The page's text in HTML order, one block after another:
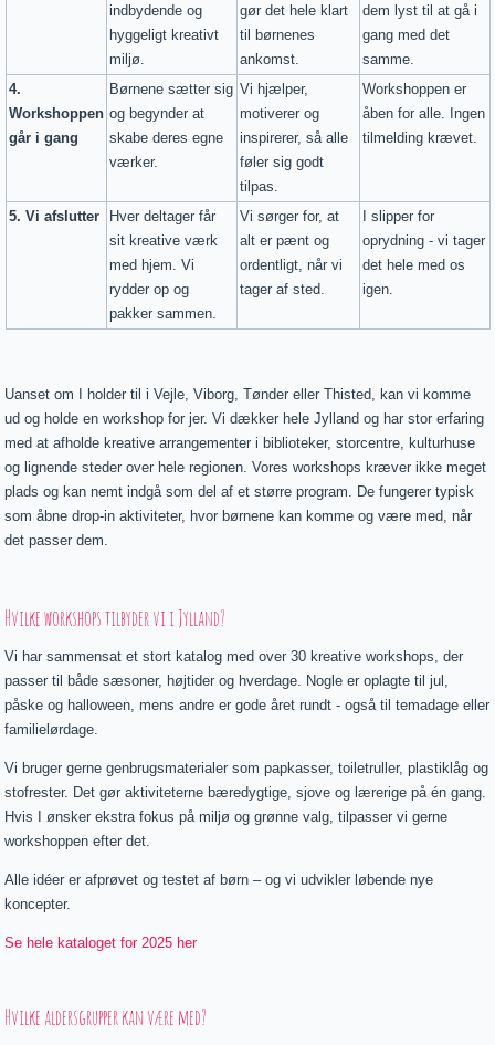
indbydende og
hyggeligt kreativt
miljø.
gør det hele klart
til børnenes
ankomst.
dem lyst til at gå i
gang med det
samme.
4.
Workshoppen
går i gang
Børnene sætter sig
og begynder at
skabe deres egne
værker.
Vi hjælper,
motiverer og
inspirerer, så alle
føler sig godt
tilpas.
Workshoppen er
åben for alle. Ingen
tilmelding krævet.
5. Vi afslutter
Hver deltager får
sit kreative værk
med hjem. Vi
rydder op og
pakker sammen.
Vi sørger for, at
alt er pænt og
ordentligt, når vi
tager af sted.
I slipper for
oprydning - vi tager
det hele med os
igen.
Uanset om I holder til i Vejle, Viborg, Tønder eller Thisted, kan vi komme
ud og holde en workshop for jer. Vi dækker hele Jylland og har stor erfaring
med at afholde kreative arrangementer i biblioteker, storcentre, kulturhuse
og lignende steder over hele regionen. Vores workshops kræver ikke meget
plads og kan nemt indgå som del af et større program. De fungerer typisk
som åbne drop-in aktiviteter, hvor børnene kan komme og være med, når
det passer dem.
Hvilke workshops tilbyder vi i Jylland?
Vi har sammensat et stort katalog med over 30 kreative workshops, der
passer til både sæsoner, højtider og hverdage. Nogle er oplagte til jul,
påske og halloween, mens andre er gode året rundt - også til temadage eller
familielørdage.
Vi bruger gerne genbrugsmaterialer som papkasser, toiletruller, plastiklåg og
stofrester. Det gør aktiviteterne bæredygtige, sjove og lærerige på én gang.
Hvis I ønsker ekstra fokus på miljø og grønne valg, tilpasser vi gerne
workshoppen efter det.
Alle idéer er afprøvet og testet af børn – og vi udvikler løbende nye
koncepter.
Se hele kataloget for 2025 her
Hvilke aldersgrupper kan være med?